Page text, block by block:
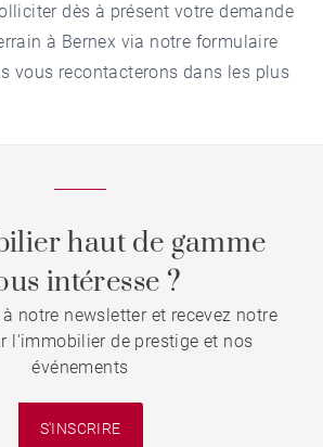
dès à présent votre demande
à Bernex via notre formulaire
vous recontacterons dans les plus
haut de gamme
intéresse ?
notre newsletter et recevez notre
l'immobilier de prestige et nos
événements
S'INSCRIRE